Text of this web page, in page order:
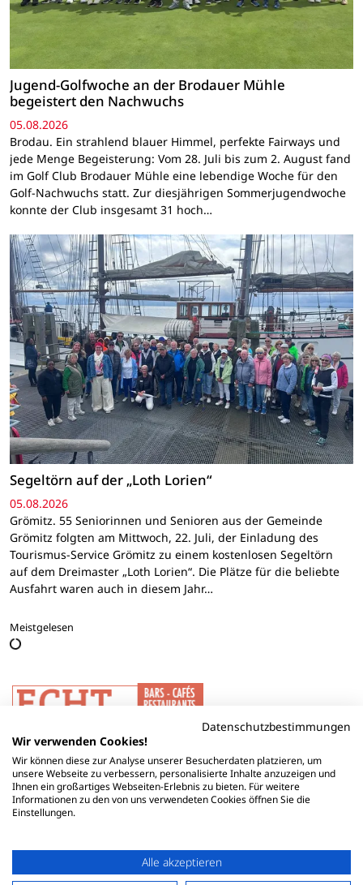
Jugend-Golfwoche an der Brodauer Mühle
begeistert den Nachwuchs
05.08.2026
Brodau. Ein strahlend blauer Himmel, perfekte Fairways und
jede Menge Begeisterung: Vom 28. Juli bis zum 2. August fand
im Golf Club Brodauer Mühle eine lebendige Woche für den
Golf-Nachwuchs statt. Zur diesjährigen Sommerjugendwoche
konnte der Club insgesamt 31 hoch…
Segeltörn auf der „Loth Lorien“
05.08.2026
Grömitz. 55 Seniorinnen und Senioren aus der Gemeinde
Grömitz folgten am Mittwoch, 22. Juli, der Einladung des
Tourismus-Service Grömitz zu einem kostenlosen Segeltörn
auf dem Dreimaster „Loth Lorien“. Die Plätze für die beliebte
Ausfahrt waren auch in diesem Jahr…
Meistgelesen
Datenschutzbestimmungen
Wir verwenden Cookies!
Wir können diese zur Analyse unserer Besucherdaten platzieren, um
unsere Webseite zu verbessern, personalisierte Inhalte anzuzeigen und
Ihnen ein großartiges Webseiten-Erlebnis zu bieten. Für weitere
Informationen zu den von uns verwendeten Cookies öffnen Sie die
Einstellungen.
Alle akzeptieren